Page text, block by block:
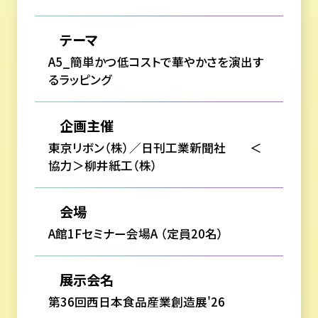
テーマ
A5_簡単かつ低コストで華やかさを演出す
るラッピング
企画主催
東京リボン（株）／日刊工業新聞社 ＜
協力＞柳井紙工（株）
会場
A館1Fセミナー会場A （定員20名）
展示会名
第36回西日本食品産業創造展'26